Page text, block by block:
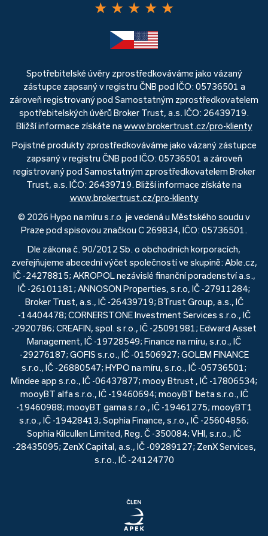
★ ★ ★ ★ ★
Spotřebitelské úvěry zprostředkováváme jako vázaný
zástupce zapsaný v registru ČNB pod IČO: 05736501 a
zároveň registrovaný pod Samostatným zprostředkovatelem
spotřebitelských úvěrů Broker Trust, a.s. IČO: 26439719.
Bližší informace získáte na www.brokertrust.cz/pro-klienty
Pojistné produkty zprostředkováváme jako vázaný zástupce
zapsaný v registru ČNB pod IČO: 05736501 a zároveň
registrovaný pod Samostatným zprostředkovatelem Broker
Trust, a.s. IČO: 26439719. Bližší informace získáte na
www.brokertrust.cz/pro-klienty
© 2026 Hypo na míru s.r.o. je vedená u Městského soudu v
Praze pod spisovou značkou C 269834, IČO: 05736501.
Dle zákona č. 90/2012 Sb. o obchodních korporacích,
zveřejňujeme abecední výčet společností ve skupině: Able.cz,
IČ -24278815; AKROPOL nezávislé finanční poradenství a.s.,
IČ -26101181; ANNOSON Properties, s.r.o, IČ -27911284;
Broker Trust, a.s., IČ -26439719; BTrust Group, a.s., IČ
-14404478; CORNERSTONE Investment Services s.r.o., IČ
-2920786; CREAFIN, spol. s r.o., IČ -25091981; Edward Asset
Management, IČ -19728549; Finance na míru, s.r.o., IČ
-29276187; GOFIS s.r.o., IČ -01506927; GOLEM FINANCE
s.r.o., IČ -26880547; HYPO na míru, s.r.o., IČ -05736501;
Mindee app s.r.o., IČ -06437877; mooy Btrust , IČ -17806534;
mooyBT alfa s.r.o., IČ -19460694; mooyBT beta s.r.o., IČ
-19460988; mooyBT gama s.r.o., IČ -19461275; mooyBT1
s.r.o., IČ -19428413; Sophia Finance, s.r.o., IČ -25604856;
Sophia Kilcullen Limited, Reg. Č -350084; VHI, s.r.o., IČ
-28435095; ZenX Capital, a.s., IČ -09289127; ZenX Services,
s.r.o., IČ -24124770